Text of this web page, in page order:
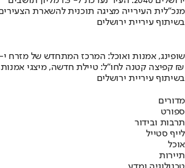
מנכ"לית העירייה מציגה תוכנית להשארת
בשיתוף עיריית ירושלים
שופינג, אמנות ואוכל: המרכז המתחדש של מזרח
קפיצה קטנה לחו"ל: טיילת חדשה, מיצגי אמנות, וכיכרות משופצות בהשקעה של 100 מיליון ₪
בשיתוף עיריית ירושלים
מדורים
ספורט
תרבות ובידור
לייף סטייל
אוכל
תיירות